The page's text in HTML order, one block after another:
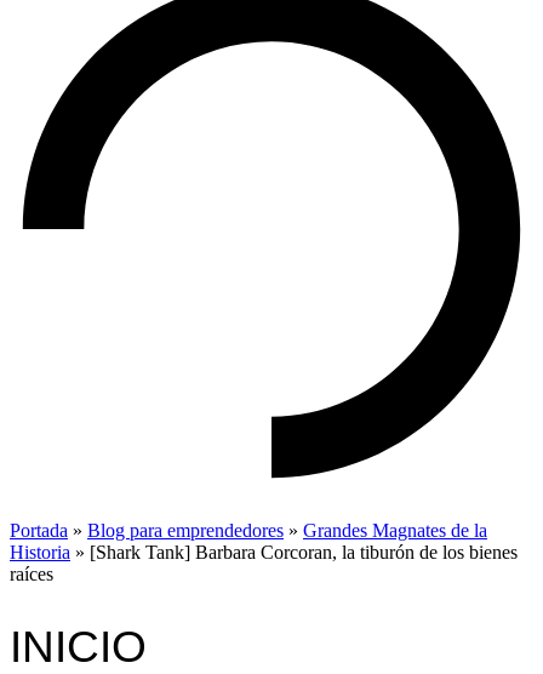
Portada » Blog para emprendedores » Grandes Magnates de la
Historia » [Shark Tank] Barbara Corcoran, la tiburón de los bienes
raíces
INICIO